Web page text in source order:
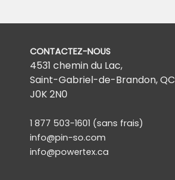
CONTACTEZ-NOUS
4531 chemin du Lac,
Saint-Gabriel-de-Brandon, QC
J0K 2N0
1 877 503-1601 (sans frais)
info@pin-so.com
info@powertex.ca